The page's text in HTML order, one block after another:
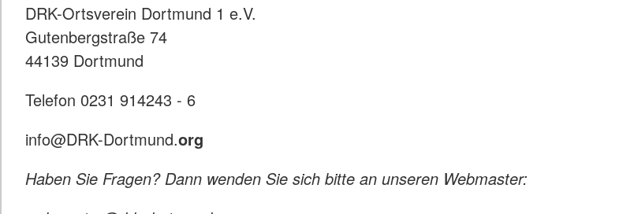
DRK-Ortsverein Dortmund 1 e.V.
Gutenbergstraße 74
44139 Dortmund
Telefon 0231 914243 - 6
info@DRK-Dortmund.org
Haben Sie Fragen? Dann wenden Sie sich bitte an unseren Webmaster: